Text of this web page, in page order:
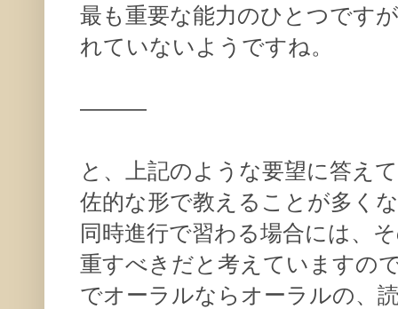
最も重要な能力のひとつです
れていないようですね。
———
と、上記のような要望に答え
佐的な形で教えることが多く
同時進行で習わる場合には、
重すべきだと考えていますの
でオーラルならオーラルの、